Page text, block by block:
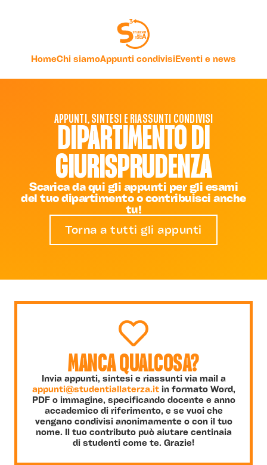
HomeChi siamoAppunti condivisiEventi e news
APPUNTI, SINTESI E RIASSUNTI CONDIVISI
DIPARTIMENTO DI
GIURISPRUDENZA
Scarica da qui gli appunti per gli esami
del tuo dipartimento o contribuisci anche
tu!
Torna a tutti gli appunti
MANCA QUALCOSA?
Invia appunti, sintesi e riassunti via mail a
appunti@studentiallaterza.itin formato Word,
PDF o immagine, specificando docente e anno
accademico di riferimento, e se vuoi che
vengano condivisi anonimamente o con il tuo
nome. Il tuo contributo può aiutare centinaia
di studenti come te. Grazie!